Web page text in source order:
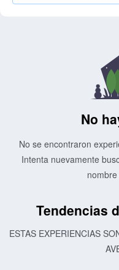
No
No se encontraron
Intenta nuevamente
Tendencias
ESTAS EXPERIENCIAS